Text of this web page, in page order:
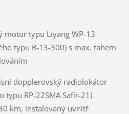
typu Liyang WP-13
typu R-13-300) s max. tahem
dopplerovský radiolokátor
typu RP-22SMA Safír-21)
km, instalovaný uvnitř